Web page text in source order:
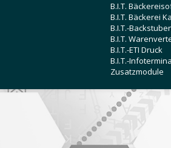
B.I.T.
B.I.T. Bäckerei
B.I.T.-
B.I.T.
B.I.T.-ETI Druck
B.I.T.-
Zusatzmodule